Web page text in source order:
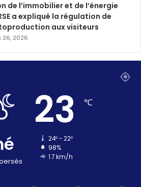
de l’immobilier et de l’énergie
a expliqué la régulation de
aux visiteurs
26, 2026
23 ℃
24º - 22º
98%
1.7 km/h